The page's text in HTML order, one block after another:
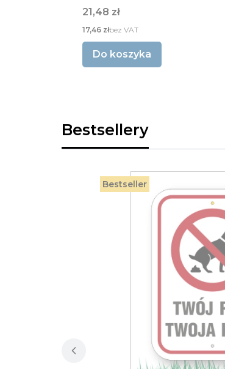
Cena
21,48 zł
Cena
17,46 złbez VAT
Do koszyka
Bestsellery
Bestseller